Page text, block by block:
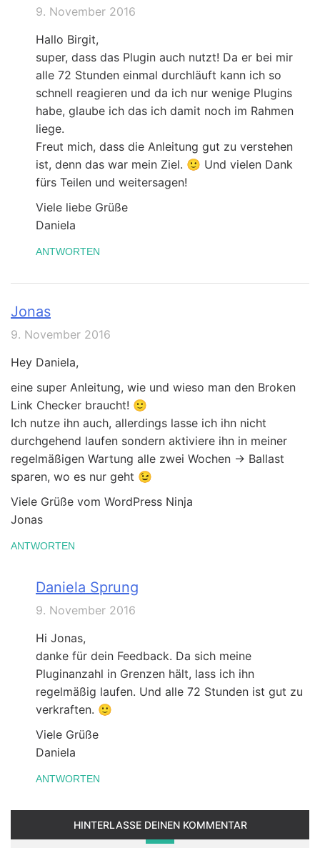
9. November 2016
Hallo Birgit,
super, dass das Plugin auch nutzt! Da er bei mir
alle 72 Stunden einmal durchläuft kann ich so
schnell reagieren und da ich nur wenige Plugins
habe, glaube ich das ich damit noch im Rahmen
liege.
Freut mich, dass die Anleitung gut zu verstehen
ist, denn das war mein Ziel. 🙂 Und vielen Dank
fürs Teilen und weitersagen!
Viele liebe Grüße
Daniela
ANTWORTEN
Jonas
9. November 2016
Hey Daniela,
eine super Anleitung, wie und wieso man den Broken
Link Checker braucht! 🙂
Ich nutze ihn auch, allerdings lasse ich ihn nicht
durchgehend laufen sondern aktiviere ihn in meiner
regelmäßigen Wartung alle zwei Wochen -> Ballast
sparen, wo es nur geht 😉
Viele Grüße vom WordPress Ninja
Jonas
ANTWORTEN
Daniela Sprung
9. November 2016
Hi Jonas,
danke für dein Feedback. Da sich meine
Pluginanzahl in Grenzen hält, lass ich ihn
regelmäßig laufen. Und alle 72 Stunden ist gut zu
verkraften. 🙂
Viele Grüße
Daniela
ANTWORTEN
HINTERLASSE DEINEN KOMMENTAR